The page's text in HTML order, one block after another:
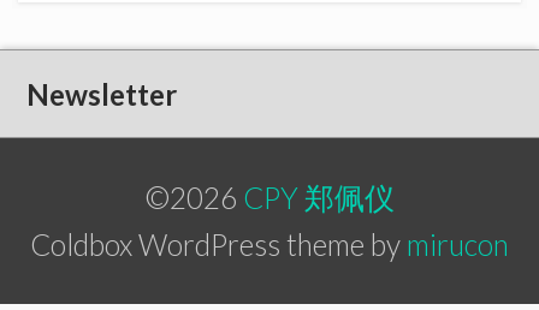
Newsletter
©2026 CPY 郑佩仪
Coldbox WordPress theme by mirucon